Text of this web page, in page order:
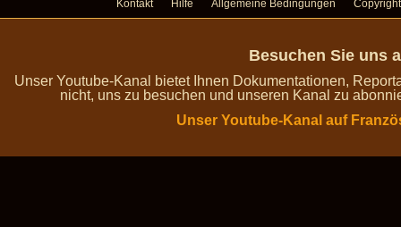
Kontakt Hilfe Allgemeine Bedingungen Copyright
Besuchen Sie uns
Unser Youtube-Kanal bietet Ihnen Dokumentationen,
nicht, uns zu besuchen und unseren Kanal zu
Unser Youtube-Kanal auf